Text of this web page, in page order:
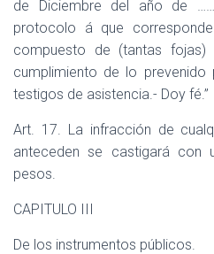
de Diciembre del año de
protocolo á que
compuesto de (tantas
cumplimiento de lo
testigos de asistencia.- Doy fé.”
Art. 17. La infracción de
anteceden se castigará con
pesos.
CAPITULO III
De los instrumentos públicos.